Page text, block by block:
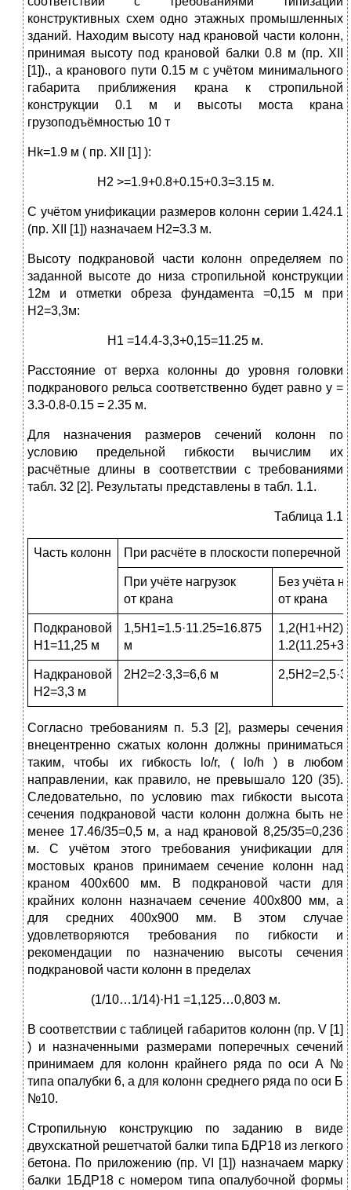
конструктивных схем одно этажных промышленных
зданий. Находим высоту над крановой части колонн,
принимая высоту под крановой балки 0.8 м (пр. XII
[1])., а кранового пути 0.15 м с учётом минимального
габарита приближения крана к стропильной
конструкции 0.1 м и высоты моста крана
грузоподъёмностью 10 т
Нk=1.9 м ( пр. XII [1] ):
Н2 >=1.9+0.8+0.15+0.3=3.15 м.
С учётом унификации размеров колонн серии 1.424.1
(пр. XII [1]) назначаем Н2=3.3 м.
Высоту подкрановой части колонн определяем по
заданной высоте до низа стропильной конструкции
12м и отметки обреза фундамента =0,15 м при
Н2=3,3м:
Н1 =14.4-3,3+0,15=11.25 м.
Расстояние от верха колонны до уровня головки
подкранового рельса соответственно будет равно y =
3.3-0.8-0.15 = 2.35 м.
Для назначения размеров сечений колонн по
условию предельной гибкости вычислим их
расчётные длины в соответствии с требованиями
табл. 32 [2]. Результаты представлены в табл. 1.1.
Таблица 1.1
Часть колонн При расчёте в плоскости поперечной
При учёте нагрузок
от крана
Без учёта
от крана
Подкрановой
Н1=11,25 м
1,5H1=1.5·11.25=16.875
м
1,2(H1+H2)=
Надкрановой
Н2=3,3 м
2Н2=2·3,3=6,6 м
Согласно требованиям п. 5.3 [2], размеры сечения
внецентренно сжатых колонн должны приниматься
таким, чтобы их гибкость lo/r, ( lo/h ) в любом
направлении, как правило, не превышало 120 (35).
Следовательно, по условию max гибкости высота
сечения подкрановой части колонн должна быть не
менее 17.46/35=0,5 м, а над крановой 8,25/35=0,236
м. С учётом этого требования унификации для
мостовых кранов принимаем сечение колонн над
краном 400x600 мм. В подкрановой части для
крайних колонн назначаем сечение 400x800 мм, а
для средних 400x900 мм. В этом случае
удовлетворяются требования по гибкости и
рекомендации по назначению высоты сечения
подкрановой части колонн в пределах
(1/10…1/14)·Н1 =1,125…0,803 м.
В соответствии с таблицей габаритов колонн (пр. V [1]
) и назначенными размерами поперечных сечений
принимаем для колонн крайнего ряда по оси А №
типa опалубки 6, а для колонн среднего ряда по оси Б
№10.
Стропильную конструкцию по заданию в виде
двухскатной решетчатой балки типа БДР18 из легкого
бетона. По приложению (пр. VI [1]) назначаем марку
балки 1БДР18 с номером типа опалубочной формы